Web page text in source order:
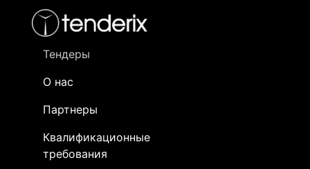
Тендеры
О нас
Партнеры
Квалификационные
требования
- активный лот
- сохраненный лот (не опубликован)
Закупка: Прокат
калиброванный
[Завершен]